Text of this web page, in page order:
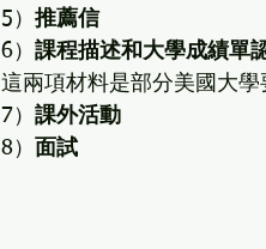
5） 推薦信
6） 課程描述和大學成績單
這兩項材料是部分美國大學
7） 課外活動
8） 面試